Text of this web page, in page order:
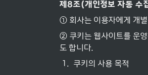
제 8조(개인정보 자동 수
① 회사는 이용자에게 개별
② 쿠키는 웹사이트를 운
도 합니다.
1
쿠키의 사용 목적